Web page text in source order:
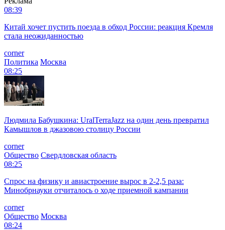
08:39
Китай хочет пустить поезда в обход России: реакция Кремля
стала неожиданностью
corner
Политика Москва
08:25
Людмила Бабушкина: UralTerraJazz на один день превратил
Камышлов в джазовою столицу России
corner
Общество Свердловская область
08:25
Спрос на физику и авиастроение вырос в 2-2,5 раза:
Минобрнауки отчиталось о ходе приемной кампании
corner
Общество Москва
08:24